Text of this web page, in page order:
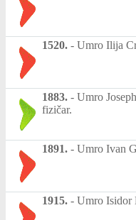
1520. - Umro Ilija
1883. - Umro
fizičar.
1891. - Umro Ivan
1915. - Umro Isidor